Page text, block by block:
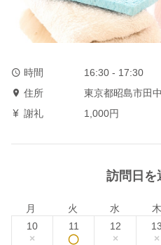
時間
16:30 - 17:30
住所
東京都昭島市田
謝礼
1,000円
訪問日を
月 火 水 木
10
×
11
◯
12
×
13
×